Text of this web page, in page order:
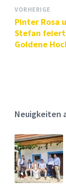
VORHERIGE
Pinter Rosa
Stefan
Goldene
Neuigkeiten